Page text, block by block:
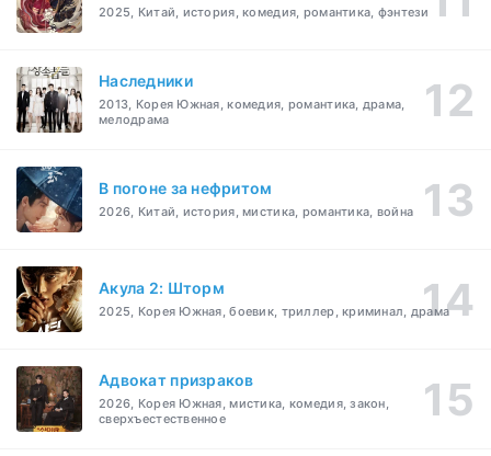
2025, Китай, история, комедия, романтика, фэнтези
Наследники
2013, Корея Южная, комедия, романтика, драма,
мелодрама
В погоне за нефритом
2026, Китай, история, мистика, романтика, война
Акула 2: Шторм
2025, Корея Южная, боевик, триллер, криминал, драма
Адвокат призраков
2026, Корея Южная, мистика, комедия, закон,
сверхъестественное